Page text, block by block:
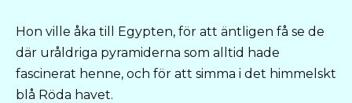
Hon ville åka till Egypten, för att äntligen få se de
där uråldriga pyramiderna som alltid hade
fascinerat henne, och för att simma i det himmelskt
blå Röda havet.